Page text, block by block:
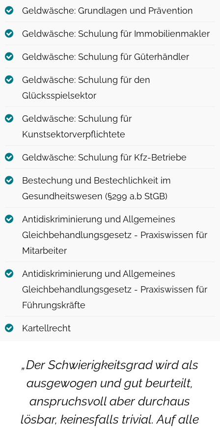
Geldwäsche: Grundlagen und Prävention
Geldwäsche: Schulung für Immobilienmakler
Geldwäsche: Schulung für Güterhändler
Geldwäsche: Schulung für den
Glücksspielsektor
Geldwäsche: Schulung für
Kunstsektorverpflichtete
Geldwäsche: Schulung für Kfz-Betriebe
Bestechung und Bestechlichkeit im
Gesundheitswesen (§299 a,b StGB)
Antidiskriminierung und Allgemeines
Gleichbehandlungsgesetz - Praxiswissen für
Mitarbeiter
Antidiskriminierung und Allgemeines
Gleichbehandlungsgesetz - Praxiswissen für
Führungskräfte
Kartellrecht
„Der Schwierigkeitsgrad wird als
ausgewogen und gut beurteilt,
anspruchsvoll aber durchaus
lösbar, keinesfalls trivial. Auf alle